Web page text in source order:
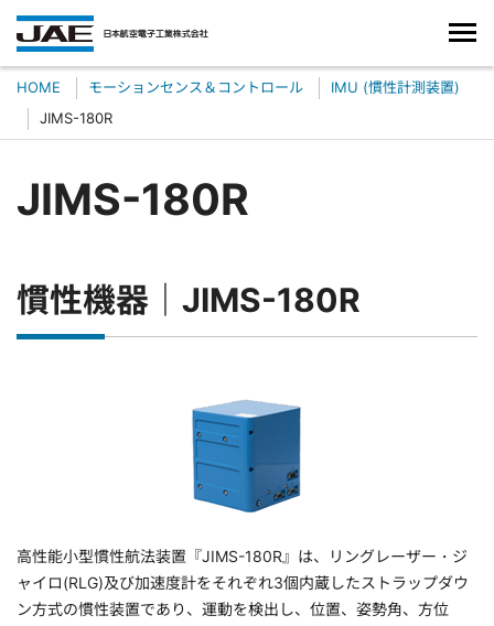
HOME モーションセンス＆コントロール
IMU (慣性計測装置)
JIMS-180R
JIMS-180R
慣性機器｜JIMS-180R
高性能小型慣性航法装置『JIMS-180R』は、リングレーザー・ジ
ャイロ(RLG)及び加速度計をそれぞれ3個内蔵したストラップダウ
ン方式の慣性装置であり、運動を検出し、位置、姿勢角、方位